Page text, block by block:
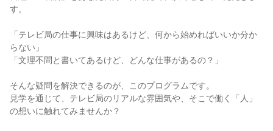
す。
「テレビ局の仕事に興味はあるけど、何から始めればいいか分か
らない」
「文理不問と書いてあるけど、どんな仕事があるの？」
そんな疑問を解決できるのが、このプログラムです。
見学を通じて、テレビ局のリアルな雰囲気や、そこで働く「人」
の想いに触れてみませんか？